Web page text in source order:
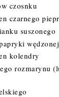
czosnku
czarnego
suszonego
wędzonej
kolendry
rozmarynu